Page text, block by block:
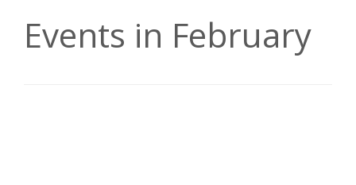
Events in February